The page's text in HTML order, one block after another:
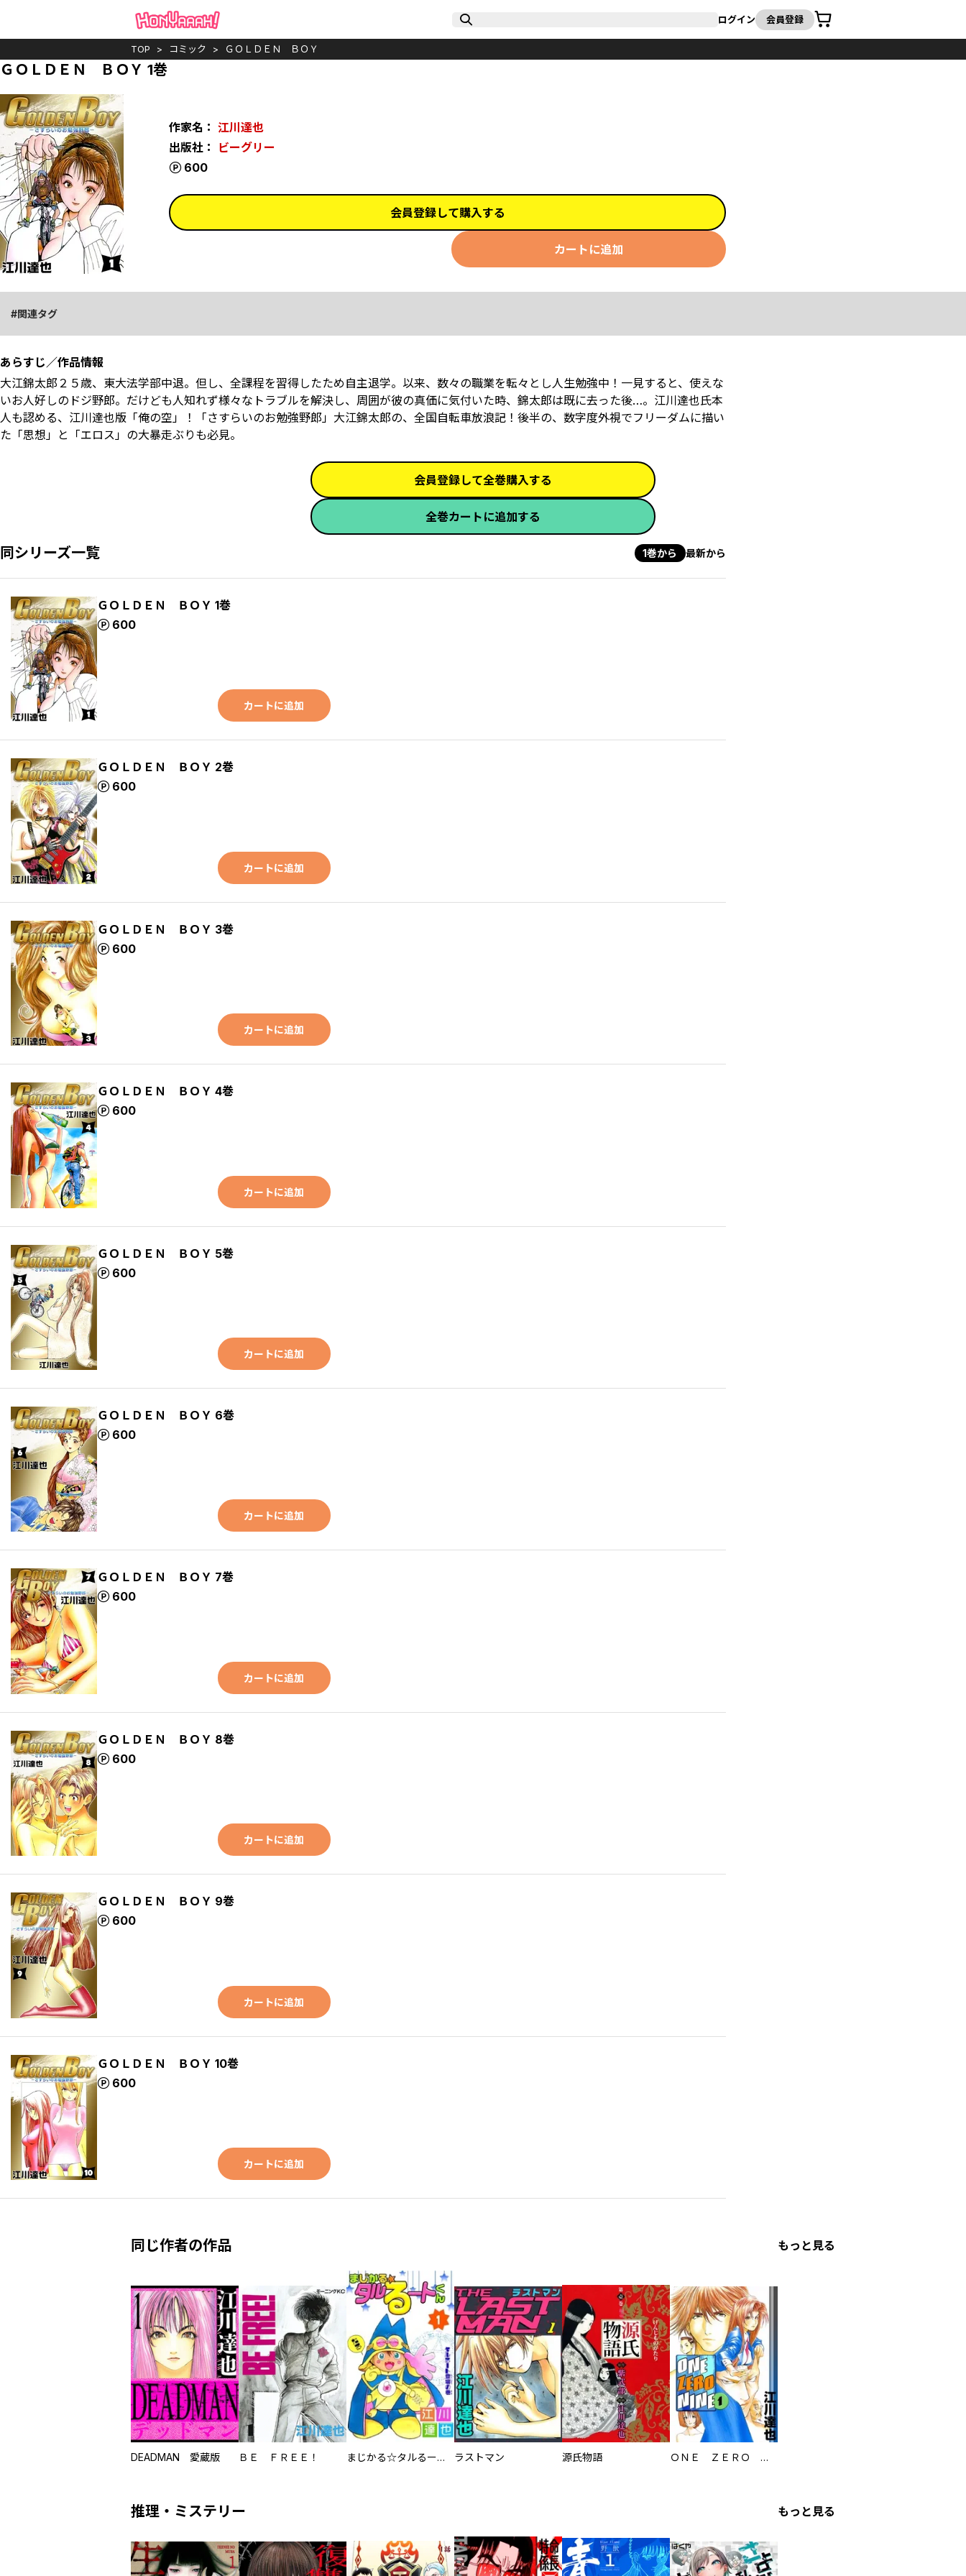
ログイン 会員登録
カート
TOP コミック ＧＯＬＤＥＮ ＢＯＹ
ＧＯＬＤＥＮ ＢＯＹ 1巻
作家名： 江川達也
出版社： ビーグリー
600
会員登録して購入する
カートに追加
関連タグ
あらすじ／作品情報
大江錦太郎２５歳、東大法学部中退。但し、全課程を習得したため自主退学。以来、数々の職業を転々とし人生勉強中！一見すると、使えな
いお人好しのドジ野郎。だけども人知れず様々なトラブルを解決し、周囲が彼の真価に気付いた時、錦太郎は既に去った後…。江川達也氏本
人も認める、江川達也版「俺の空」！「さすらいのお勉強野郎」大江錦太郎の、全国自転車放浪記！後半の、数字度外視でフリーダムに描い
た「思想」と「エロス」の大暴走ぶりも必見。
会員登録して全巻購入する
全巻カートに追加する
同シリーズ一覧 1巻から 最新から
ＧＯＬＤＥＮ ＢＯＹ 1巻
600
ポイント
カートに追加
ＧＯＬＤＥＮ ＢＯＹ 2巻
600
ポイント
カートに追加
ＧＯＬＤＥＮ ＢＯＹ 3巻
600
ポイント
カートに追加
ＧＯＬＤＥＮ ＢＯＹ 4巻
600
ポイント
カートに追加
ＧＯＬＤＥＮ ＢＯＹ 5巻
600
ポイント
カートに追加
ＧＯＬＤＥＮ ＢＯＹ 6巻
600
ポイント
カートに追加
ＧＯＬＤＥＮ ＢＯＹ 7巻
600
ポイント
カートに追加
ＧＯＬＤＥＮ ＢＯＹ 8巻
600
ポイント
カートに追加
ＧＯＬＤＥＮ ＢＯＹ 9巻
600
ポイント
カートに追加
ＧＯＬＤＥＮ ＢＯＹ 10巻
600
ポイント
カートに追加
同じ作者の作品 もっと見る
DEADMAN 愛蔵版 ＢＥ ＦＲＥＥ！ まじかる☆タルるートくん ラストマン 源氏物語 ＯＮＥ ＺＥＲＯ ＮＩＮＥ
推理・ミステリー もっと見る